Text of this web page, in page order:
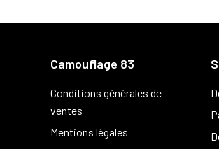
Camouflage 83
Conditions générales de
ventes
Mentions légales